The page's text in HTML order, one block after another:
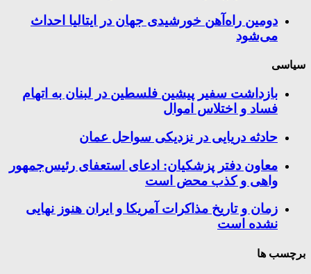
دومین راه‌آهن خورشیدی جهان در ایتالیا احداث
می‌شود
سیاسی
بازداشت سفیر پیشین فلسطین در لبنان به اتهام
فساد و اختلاس اموال
حادثه دریایی در نزدیکی سواحل عمان
معاون دفتر پزشکیان: ادعای استعفای رئیس‌جمهور
واهی و کذب محض است
زمان و تاریخ مذاکرات آمریکا و ایران هنوز نهایی
نشده است
برچسب ها